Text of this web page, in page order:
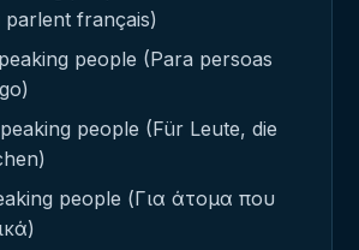
français)
people (Para persoas
people (Für Leute, die
people (Για άτομα που